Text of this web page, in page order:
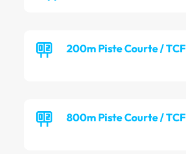
200m Piste Courte / TCF
800m Piste Courte / TCF